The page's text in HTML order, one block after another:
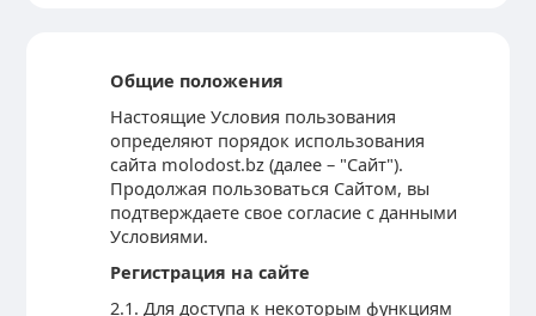
Общие положения
Настоящие Условия пользования
определяют порядок использования
сайта molodost.bz (далее – "Сайт").
Продолжая пользоваться Сайтом, вы
подтверждаете свое согласие с данными
Условиями.
Регистрация на сайте
2.1. Для доступа к некоторым функциям